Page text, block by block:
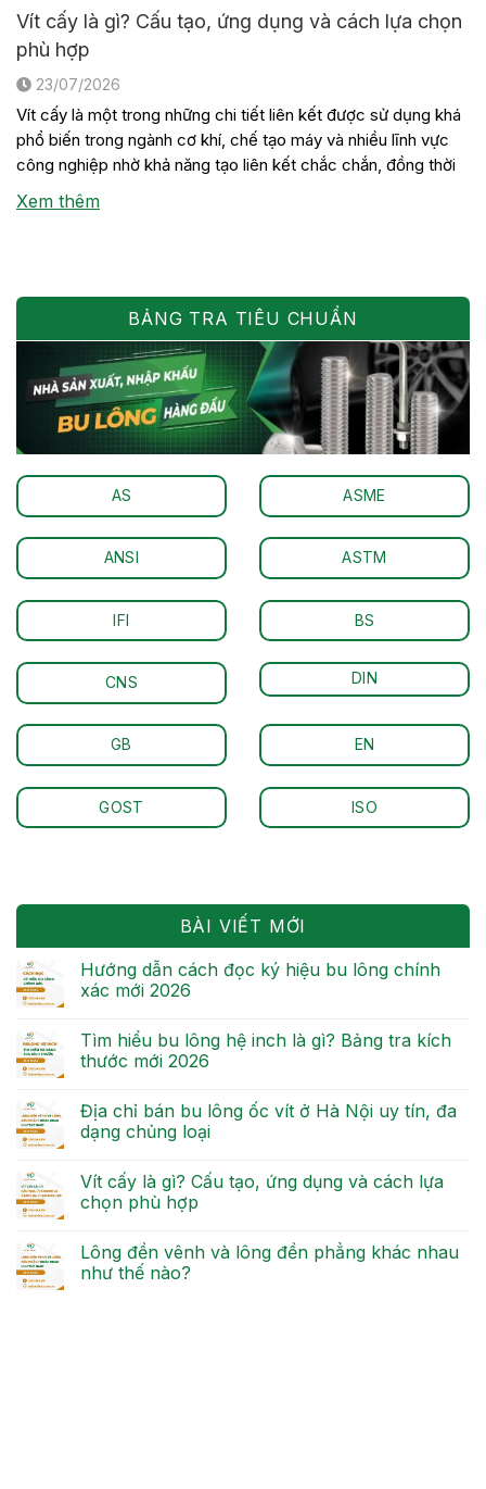
Vít cấy là gì? Cấu tạo, ứng dụng và cách lựa chọn
phù hợp
23/07/2026
Vít cấy là một trong những chi tiết liên kết được sử dụng khá
phổ biến trong ngành cơ khí, chế tạo máy và nhiều lĩnh vực
công nghiệp nhờ khả năng tạo liên kết chắc chắn, đồng thời
thuận tiện cho việc tháo lắp khi cần bảo trì hoặc thay thế thiết
bị. Mặc […]
Xem thêm
BẢNG TRA TIÊU CHUẨN
AS ASME
ANSI ASTM
IFI BS
CNS DIN
GB EN
GOST ISO
BÀI VIẾT MỚI
Hướng dẫn cách đọc ký hiệu bu lông chính
xác mới 2026
Tìm hiểu bu lông hệ inch là gì? Bảng tra kích
thước mới 2026
Địa chỉ bán bu lông ốc vít ở Hà Nội uy tín, đa
dạng chủng loại
Vít cấy là gì? Cấu tạo, ứng dụng và cách lựa
chọn phù hợp
Lông đền vênh và lông đền phẳng khác nhau
như thế nào?